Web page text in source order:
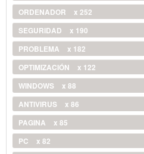
ORDENADOR
x 252
SEGURIDAD
x 190
PROBLEMA
x 182
OPTIMIZACIÓN
x 122
WINDOWS
x 88
ANTIVIRUS
x 86
PAGINA
x 85
PC
x 82